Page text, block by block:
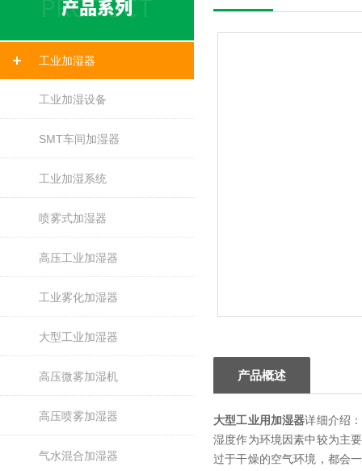
工业加湿器
工业加湿设备
SMT车间加湿器
工业加湿系统
喷雾式加湿器
高压工业加湿器
工业雾化加湿器
大型工业加湿器
高压微雾加湿机
高压喷雾加湿器
气水混合加湿器
产品概述
大型工业用加湿器详细介绍
湿度作为环境因素中较为主
过于干燥的空气环境，都会